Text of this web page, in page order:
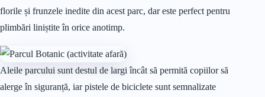
florile și frunzele inedite din acest parc, dar este perfect pentru
plimbări liniștite în orice anotimp.
Aleile parcului sunt destul de largi încât să permită copiilor să
alerge în siguranță, iar pistele de biciclete sunt semnalizate